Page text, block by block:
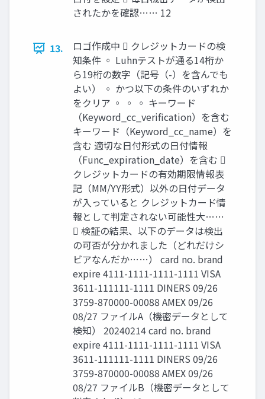
されたかを確認…… 12
13.
ロゴ作成中  クレジットカードの検
知条件 ◦ Luhnテストが通る14桁か
ら19桁の数字（記号（-）を含んでも
よい） ◦ かつ以下の条件のいずれか
をクリア ◦ ◦ ◦ キーワード
（Keyword_cc_verification）を含む
キーワード（Keyword_cc_name）を
含む 適切な日付形式の日付情報
（Func_expiration_date）を含む 
クレジットカードの有効期限情報表
記（MM/YY形式）以外の日付データ
が入っていると クレジットカード情
報として判定されない可能性大……
 検証の結果、以下のデータは検出
の可否が分かれました（どれだけシ
ビアなんだか……） card no. brand
expire 4111-1111-1111-1111 VISA
3611-111111-1111 DINERS 09/26
3759-870000-00088 AMEX 09/26
08/27 ファイルA（機密データとして
検知） 20240214 card no. brand
expire 4111-1111-1111-1111 VISA
3611-111111-1111 DINERS 09/26
3759-870000-00088 AMEX 09/26
08/27 ファイルB（機密データとして